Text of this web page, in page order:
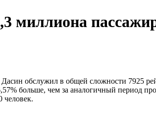
миллиона
обслужил в общей сложности 7925
больше, чем за аналогичный период
человек.